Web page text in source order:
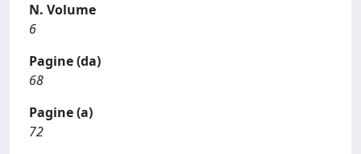
N. Volume
6
Pagine (da)
68
Pagine (a)
72